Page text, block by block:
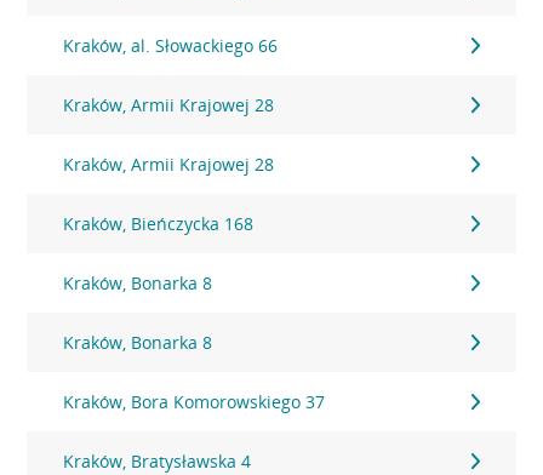
Kraków, al. Słowackiego 66
Kraków, Armii Krajowej 28
Kraków, Armii Krajowej 28
Kraków, Bieńczycka 168
Kraków, Bonarka 8
Kraków, Bonarka 8
Kraków, Bora Komorowskiego 37
Kraków, Bratysławska 4